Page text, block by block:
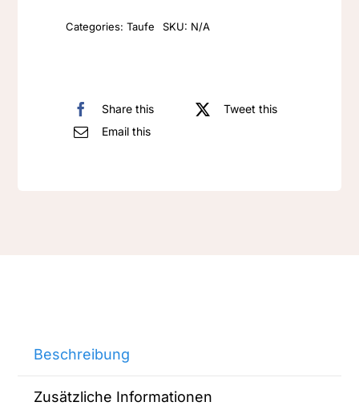
Categories:Taufe SKU: N/A
Share this
Tweet this
Email this
Beschreibung
Zusätzliche Informationen